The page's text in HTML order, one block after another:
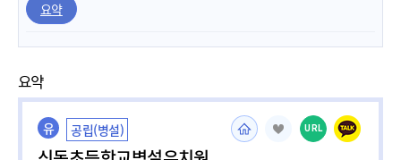
요약
요약
유 공립(병설) URL